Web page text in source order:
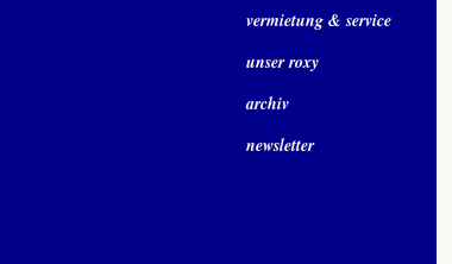
vermietung & service
unser roxy
archiv
newsletter